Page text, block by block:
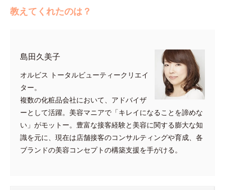
教えてくれたのは？
島田久美子
オルビス トータルビューティークリエイ
ター。
複数の化粧品会社において、アドバイザ
ーとして活躍。美容マニアで「キレイになることを諦めな
い」がモットー。豊富な接客経験と美容に関する膨大な知
識を元に、現在は店舗接客のコンサルティングや育成、各
ブランドの美容コンセプトの構築支援を手がける。